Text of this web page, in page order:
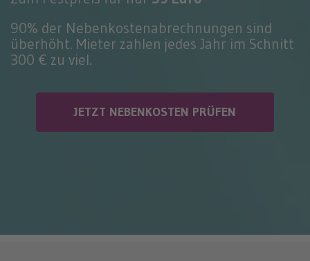
90% der Nebenkostenabrechnungen sind
überhöht. Mieter zahlen jedes Jahr im Schnitt
300 € zu viel.
JETZT NEBENKOSTEN PRÜFEN